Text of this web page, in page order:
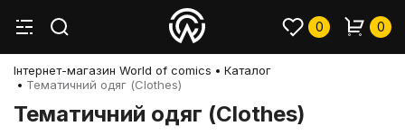
0 0
Інтернет-магазин World of comics
Каталог
Тематичний одяг (Clothes)
Тематичний одяг (Clothes)